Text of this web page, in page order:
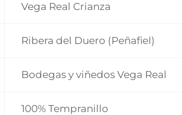
Vega Real Crianza
Ribera del Duero (Peñafiel)
Bodegas y viñedos Vega Real
100% Tempranillo